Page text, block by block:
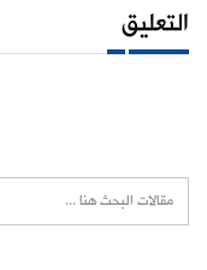
التعليق